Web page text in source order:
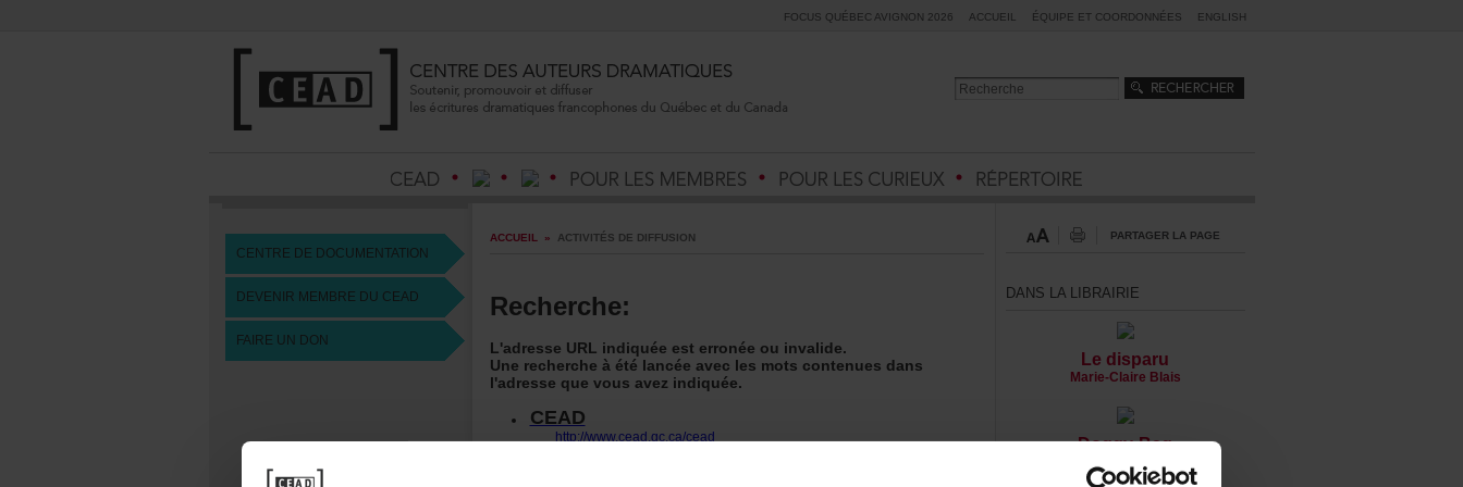
FOCUSQUÉBECAVIGNON2026 ACCUEIL ÉQUIPEETCOORDONNÉES ENGLISH
CENTREDEDOCUMENTATION
DEVENIRMEMBREDUCEAD
FAIREUNDON
ACCUEIL » ACTIVITÉSDEDIFFUSION
Recherche:
L'adresseURLindiquéeesterronéeouinvalide.
Unerechercheàétélancéeaveclesmotscontenuesdans
l'adressequevousavezindiquée.
CEAD
http://www.cead.qc.ca/cead
PARTAGERLAPAGE
DANSLALIBRAIRIE
Ledisparu
Marie-ClaireBlais
Doggy-Bag